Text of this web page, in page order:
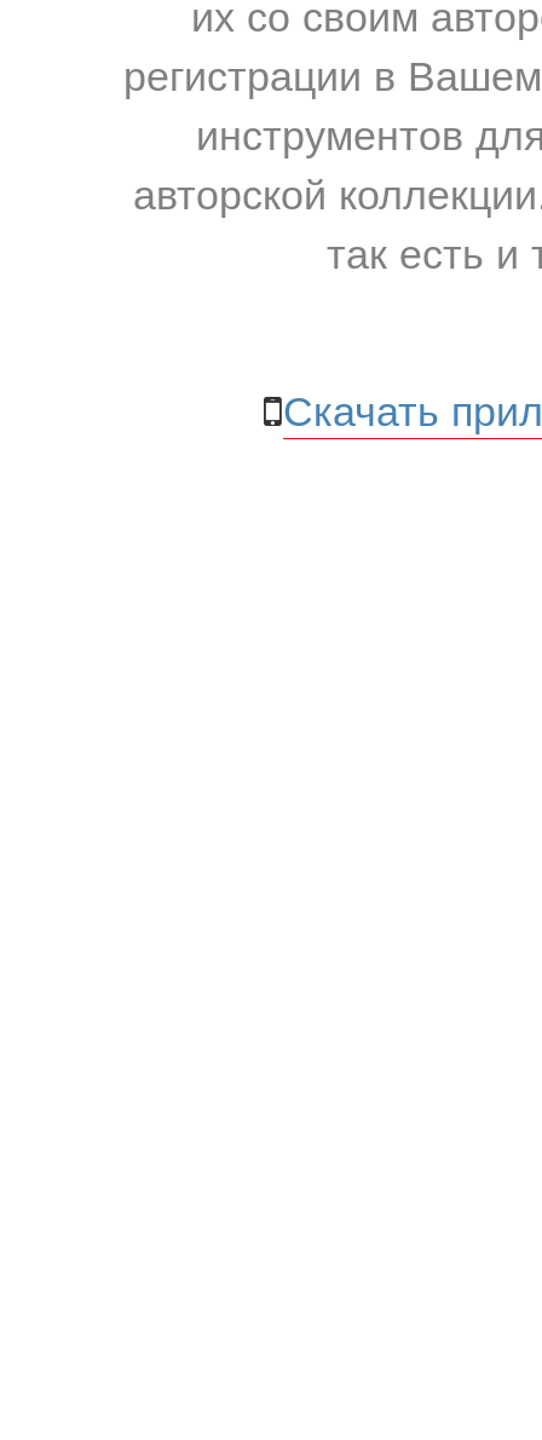
их со своим
регистрации в
инструментов
авторской
так есть и
Скачать